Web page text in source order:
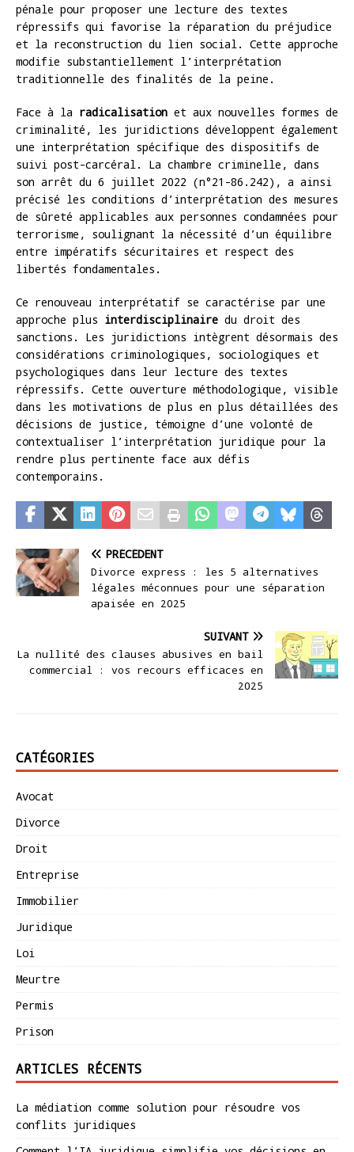
pénale pour proposer une lecture des textes
répressifs qui favorise la réparation du préjudice
et la reconstruction du lien social. Cette approche
modifie substantiellement l’interprétation
traditionnelle des finalités de la peine.
Face à la radicalisation et aux nouvelles formes de
criminalité, les juridictions développent également
une interprétation spécifique des dispositifs de
suivi post-carcéral. La chambre criminelle, dans
son arrêt du 6 juillet 2022 (n°21-86.242), a ainsi
précisé les conditions d’interprétation des mesures
de sûreté applicables aux personnes condamnées pour
terrorisme, soulignant la nécessité d’un équilibre
entre impératifs sécuritaires et respect des
libertés fondamentales.
Ce renouveau interprétatif se caractérise par une
approche plus interdisciplinaire du droit des
sanctions. Les juridictions intègrent désormais des
considérations criminologiques, sociologiques et
psychologiques dans leur lecture des textes
répressifs. Cette ouverture méthodologique, visible
dans les motivations de plus en plus détaillées des
décisions de justice, témoigne d’une volonté de
contextualiser l’interprétation juridique pour la
rendre plus pertinente face aux défis
contemporains.
PRÉCÉDENT
Divorce express : les 5 alternatives
légales méconnues pour une séparation
apaisée en 2025
SUIVANT
La nullité des clauses abusives en bail
commercial : vos recours efficaces en
2025
CATÉGORIES
Avocat
Divorce
Droit
Entreprise
Immobilier
Juridique
Loi
Meurtre
Permis
Prison
ARTICLES RÉCENTS
La médiation comme solution pour résoudre vos
conflits juridiques